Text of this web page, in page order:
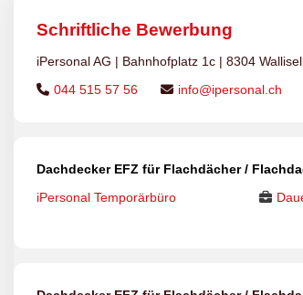
Schriftliche Bewerbung
iPersonal AG | Bahnhofplatz 1c | 8304
044 515 57 56
info@ipersonal.ch
Dachdecker EFZ für Flachdächer /
iPersonal Temporärbüro